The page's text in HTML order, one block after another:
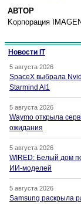
АВТОР
Kорпорация
Новости IT
5 августа 2026
SpaceX выбрала
Starmind AI1
5 августа 2026
Waymo открыла
ожидания
5 августа 2026
WIRED: Белый дом
ИИ-моделей
5 августа 2026
Samsung раскрыла